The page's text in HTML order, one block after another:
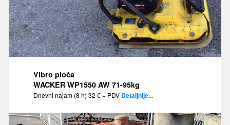
Vibro ploča
WACKER WP1550 AW 71-95kg
Dnevni najam (8 h) 32 € + PDV Detaljnije...